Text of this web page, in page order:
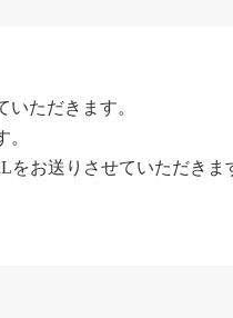
ただきます。
をお送りさせていただきま